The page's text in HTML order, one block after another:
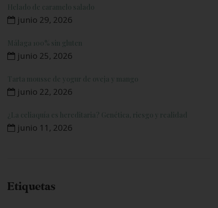
Helado de caramelo salado
junio 29, 2026
Málaga 100% sin gluten
junio 25, 2026
Tarta mousse de yogur de oveja y mango
junio 22, 2026
¿La celiaquía es hereditaria? Genética, riesgo y realidad
junio 11, 2026
Etiquetas